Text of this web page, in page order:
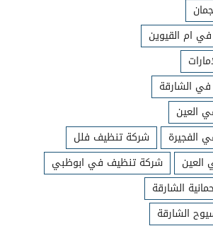
ام القيوين
الشارقة
العين
الفجيرة
شركة تنظيف فلل
شركة تنظيف في ابوظبي
الشارقة
الشارقة